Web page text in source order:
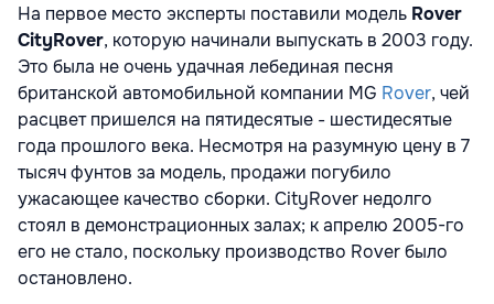
На первое место эксперты поставили модель Rover
CityRover, которую начинали выпускать в 2003 году.
Это была не очень удачная лебединая песня
британской автомобильной компании MG Rover, чей
расцвет пришелся на пятидесятые - шестидесятые
года прошлого века. Несмотря на разумную цену в 7
тысяч фунтов за модель, продажи погубило
ужасающее качество сборки. CityRover недолго
стоял в демонстрационных залах; к апрелю 2005-го
его не стало, поскольку производство Rover было
остановлено.